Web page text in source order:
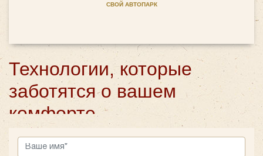
СВОЙ АВТОПАРК
Технологии, которые
заботятся о вашем
комфорте
King Long XMQ6129 оснащен продуманными
решениями для удобства пассажиров. Каждый кресло